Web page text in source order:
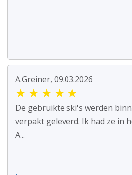
A.Greiner, 09.03.2026
★ ★ ★ ★ ★
De gebruikte ski's werden
verpakt geleverd. Ik had ze in
A...